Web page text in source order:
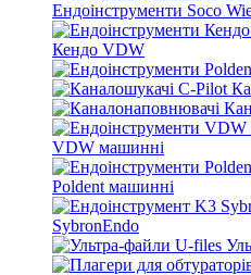
Ендоінструменти Soco
Кендо VDW
VDW машинні
Poldent машинні
SybronEndo